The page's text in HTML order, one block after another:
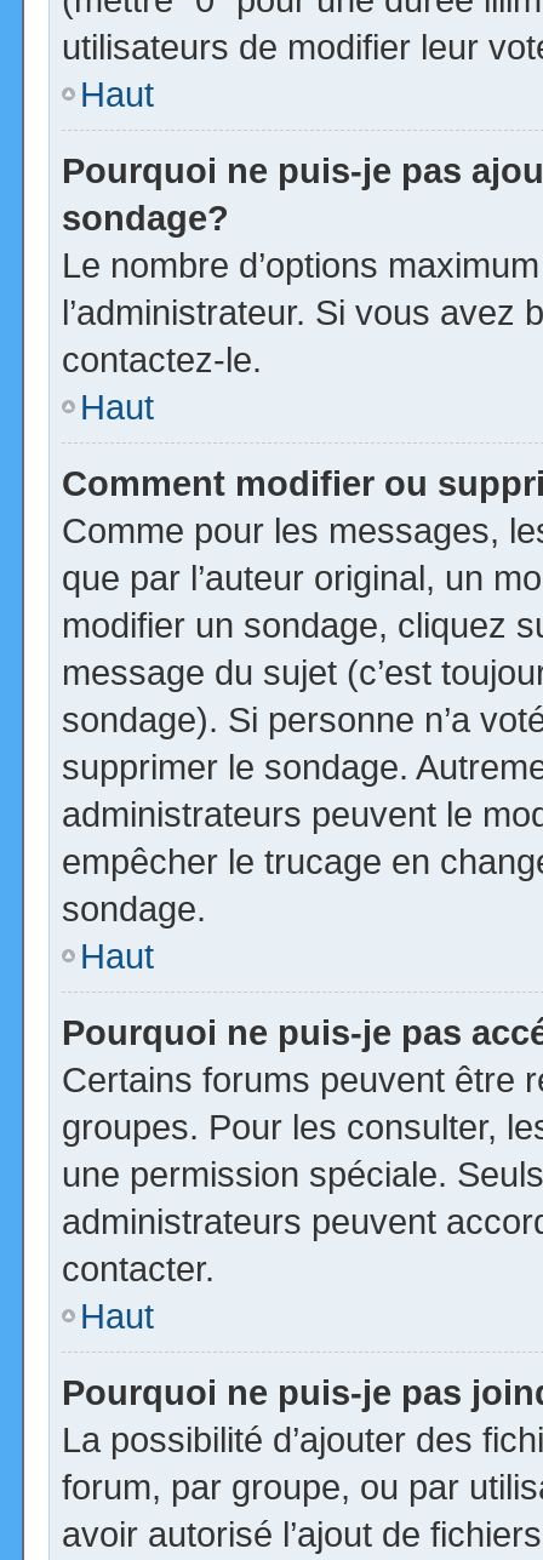
utilisateurs de modifier leur
Haut
Pourquoi ne puis-je pas
sondage?
Le nombre d’options
l’administrateur. Si vous avez
contactez-le.
Haut
Comment modifier ou
Comme pour les messages,
que par l’auteur original, un
modifier un sondage, cliquez
message du sujet (c’est
sondage). Si personne n’a
supprimer le sondage.
administrateurs peuvent le
empêcher le trucage en
sondage.
Haut
Pourquoi ne puis-je pas
Certains forums peuvent être
groupes. Pour les consulter,
une permission spéciale.
administrateurs peuvent
contacter.
Haut
Pourquoi ne puis-je pas
La possibilité d’ajouter des
forum, par groupe, ou par
avoir autorisé l’ajout de